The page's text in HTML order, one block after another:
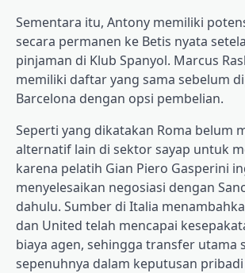
Sementara itu, Antony memiliki
secara permanen ke Betis nyata
pinjaman di Klub Spanyol. Marcus
memiliki daftar yang sama sebelum
Barcelona dengan opsi pembelian.
Seperti yang dikatakan Roma belum
alternatif lain di sektor sayap untuk
karena pelatih Gian Piero Gasperini
menyelesaikan negosiasi dengan
dahulu. Sumber di Italia
dan United telah mencapai
biaya agen, sehingga transfer utama
sepenuhnya dalam keputusan pribadi